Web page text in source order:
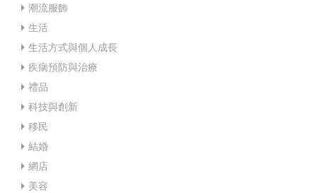
潮流服飾
生活
生活方式與個人成長
疾病預防與治療
禮品
科技與創新
移民
結婚
網店
美容